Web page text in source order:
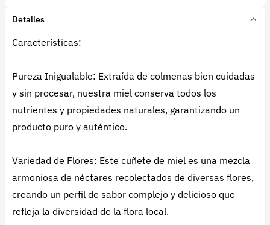
Detalles
Características:
Pureza Inigualable: Extraída de colmenas bien cuidadas
y sin procesar, nuestra miel conserva todos los
nutrientes y propiedades naturales, garantizando un
producto puro y auténtico.
Variedad de Flores: Este cuñete de miel es una mezcla
armoniosa de néctares recolectados de diversas flores,
creando un perfil de sabor complejo y delicioso que
refleja la diversidad de la flora local.